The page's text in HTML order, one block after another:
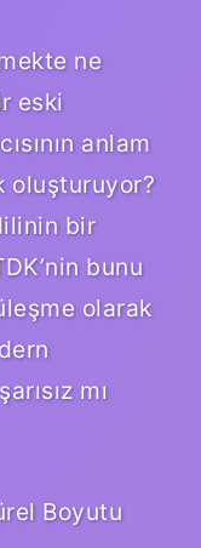
ne
eski
anlam
oluşturuyor?
bir
bunu
olarak
mı
Boyutu